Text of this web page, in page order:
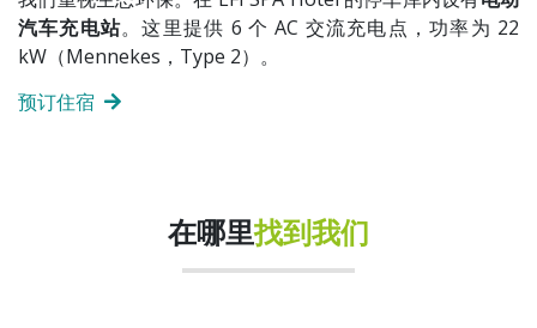
汽车充电站。这里提供 6 个 AC 交流充电点，功率为 22
kW（Mennekes，Type 2）。
预订住宿
在哪里找到我们